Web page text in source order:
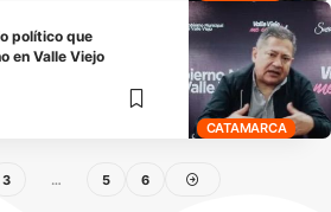
CATAMARCA
político que
en Valle Viejo
3 … 5 6